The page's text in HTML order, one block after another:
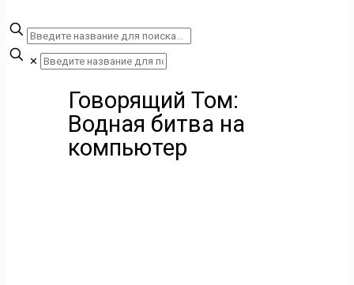
✕
Говорящий Том:
Водная битва на
компьютер